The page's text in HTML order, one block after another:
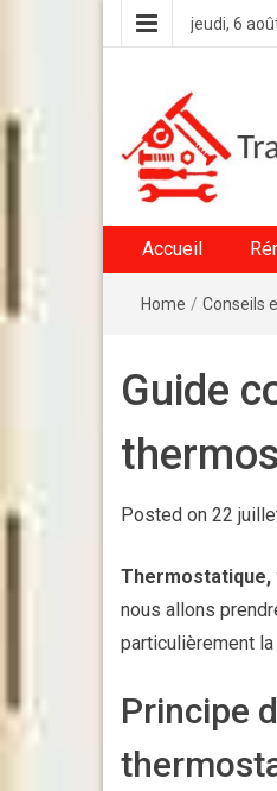
jeudi, 6
VV
Conseils en
Accueil
Home / Conseils
Guide
Posted on 22
nous allons
particulièrement
Principe